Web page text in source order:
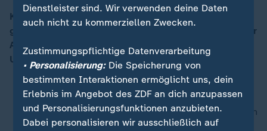
Kann Knie-Arthrose durch Eigenknorpel dauerhaft
geheilt werden? Warum leiden so viele Menschen unter
Arthrose? Ein Überblick von Dr. Christoph Specht über
Ursachen, Therapie und Erfolgschancen.
nach oben
Dienstleister sind. Wir verwenden deine Daten
auch nicht zu kommerziellen Zwecken.
Zustimmungspflichtige Datenverarbeitung
• Personalisierung:Die Speicherung von
bestimmten Interaktionen ermöglicht uns, dein
Erlebnis im Angebot des ZDF an dich anzupassen
und Personalisierungsfunktionen anzubieten.
Dabei personalisieren wir ausschließlich auf